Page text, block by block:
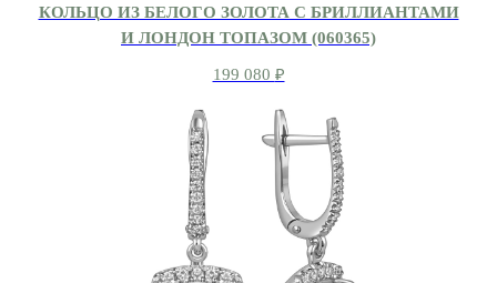
КОЛЬЦО ИЗ БЕЛОГО ЗОЛОТА С БРИЛЛИАНТАМИ
И ЛОНДОН ТОПАЗОМ (060365)
199 080 ₽